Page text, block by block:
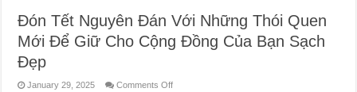
Đón Tết Nguyên Đán Với Những Thói Quen
Mới Để Giữ Cho Cộng Đồng Của Bạn Sạch
Đẹp
January 29, 2025 Comments Offon